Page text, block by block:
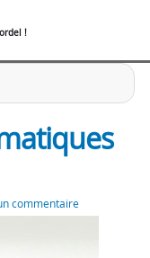
!
commentaire